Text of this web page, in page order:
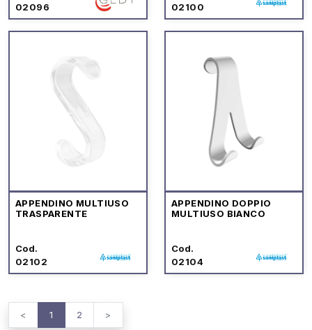
02096
02100
APPENDINO MULTIUSO
TRASPARENTE
Cod.
02102
APPENDINO DOPPIO
MULTIUSO BIANCO
Cod.
02104
< 1 2 >